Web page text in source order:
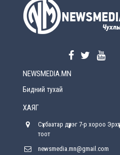
2026-08-5
2026-08-5
хүрсэн
NEWSMEDIA.MN
Бидний тухай
ХАЯГ
Сүхбаатар дүүрэг 7-р хороо
тоот
newsmedia.mn@gmail.com